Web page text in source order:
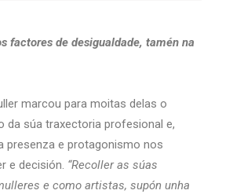
factores de desigualdade, tamén na
marcou para moitas delas o
da súa traxectoria profesional e,
presenza e protagonismo nos
e decisión. “Recoller as súas
e como artistas, supón unha